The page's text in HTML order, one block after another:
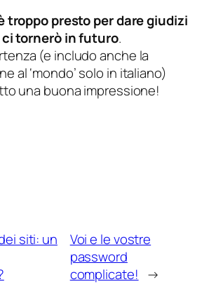
troppo presto per dare giudizi
ci tornerò in futuro.
(e includo anche la
al ‘mondo’ solo in italiano)
una buona impressione!
siti: un
Voi e le vostre
password
complicate! →